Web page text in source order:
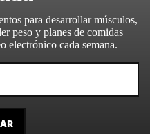
para desarrollar músculos,
peso y planes de comidas
electrónico cada semana.